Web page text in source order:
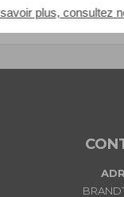
plus, consultez